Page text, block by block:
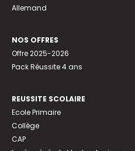
Allemand
NOS OFFRES
Offre 2025-2026
Pack Réussite 4 ans
REUSSITE SCOLAIRE
Ecole Primaire
Collège
CAP